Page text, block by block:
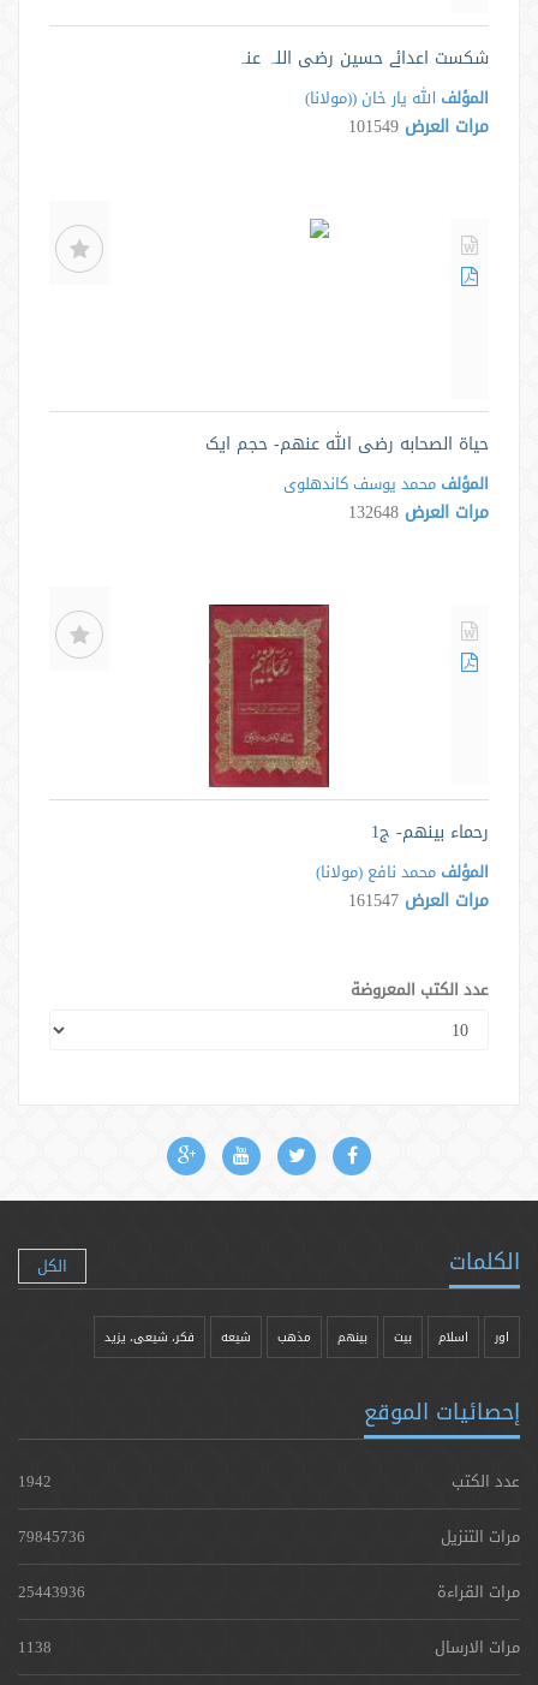
شكست اعدائے حسين رضی اللہ عنہ
المؤلف الله يار خان ((مولانا)
مرات العرض 101549
حياة الصحابه رضى الله عنهم- حجم ایک
المؤلف محمد یوسف کاندهلوی
مرات العرض 132648
رحماء بينهم- ج1
المؤلف محمد نافع (مولانا)
مرات العرض 161547
عدد الكتب المعروضة
الكلمات الكل
اور اسلام بیت بينهم مذهب شيعه فکر، شیعی، یزيد
إحصائيات الموقع
عدد الكتب
1942
مرات التنزيل
79845736
مرات القراءة
25443936
مرات الارسال
1138